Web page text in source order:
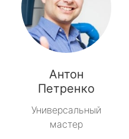
Антон
Петренко
Универсальный
мастер